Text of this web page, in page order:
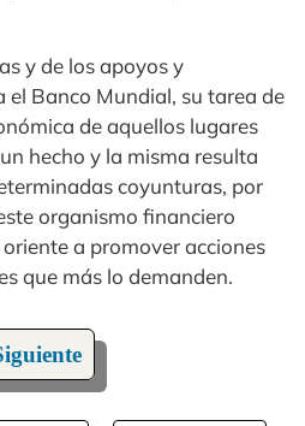
y de los apoyos y
Banco Mundial, su tarea de
de aquellos lugares
hecho y la misma resulta
coyunturas, por
organismo financiero
a promover acciones
que más lo demanden.